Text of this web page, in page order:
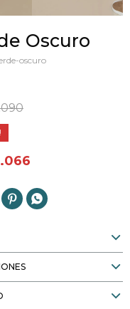
Oscuro
oscuro
 